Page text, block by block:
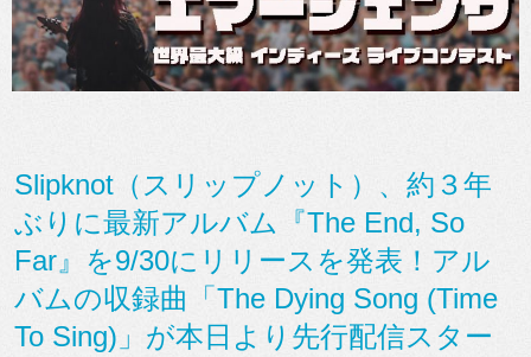
Slipknot（スリップノット）、約３年
ぶりに最新アルバム『The End, So
Far』を9/30にリリースを発表！アル
バムの収録曲「The Dying Song (Time
To Sing)」が本日より先行配信スター